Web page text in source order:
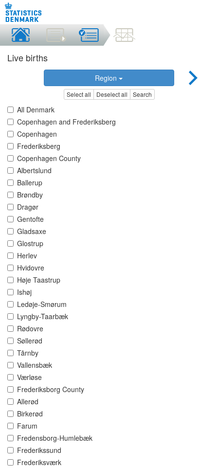
Live births
Region
Select all Deselect all Search
All Denmark
Copenhagen and Frederiksberg
Copenhagen
Frederiksberg
Copenhagen County
Albertslund
Ballerup
Brøndby
Dragør
Gentofte
Gladsaxe
Glostrup
Herlev
Hvidovre
Høje Taastrup
Ishøj
Ledøje-Smørum
Lyngby-Taarbæk
Rødovre
Søllerød
Tårnby
Vallensbæk
Værløse
Frederiksborg County
Allerød
Birkerød
Farum
Fredensborg-Humlebæk
Frederikssund
Frederiksværk